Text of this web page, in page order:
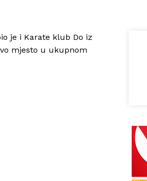
je i Karate klub Do iz
mjesto u ukupnom